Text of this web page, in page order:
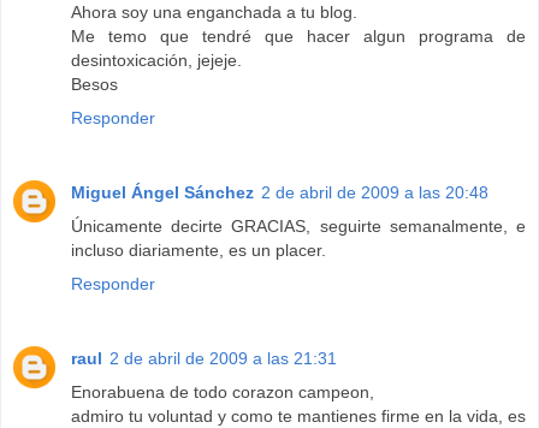
Ahora soy una enganchada a tu blog.
Me temo que tendré que hacer algun programa de
desintoxicación, jejeje.
Besos
Responder
Miguel Ángel Sánchez 2 de abril de 2009 a las 20:48
Únicamente decirte GRACIAS, seguirte semanalmente, e
incluso diariamente, es un placer.
Responder
raul 2 de abril de 2009 a las 21:31
Enorabuena de todo corazon campeon,
admiro tu voluntad y como te mantienes firme en la vida, es